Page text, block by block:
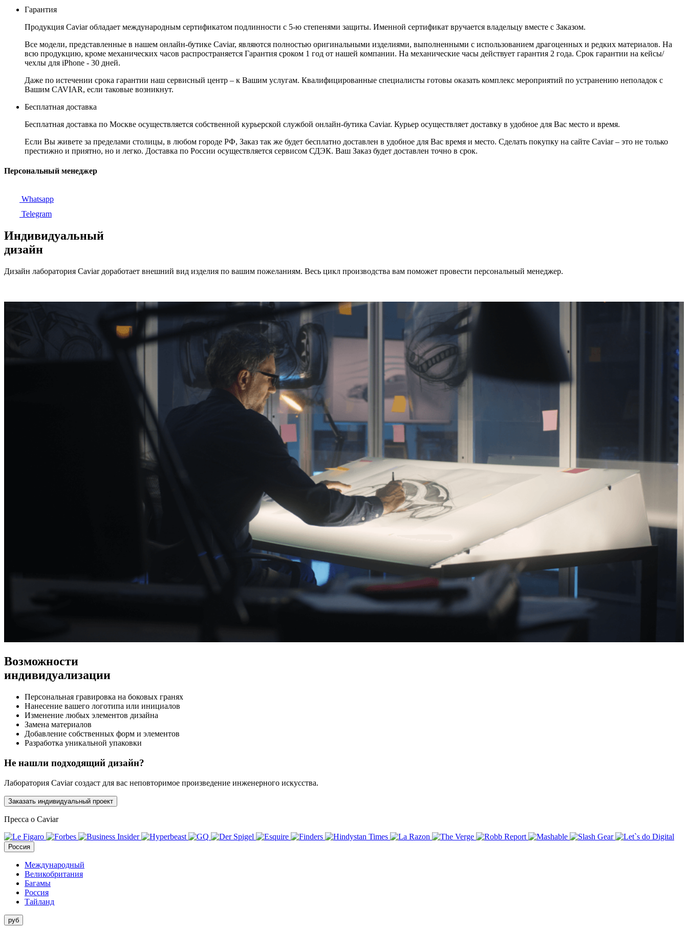
Гарантия
Продукция Caviar обладает международным сертификатом подлинности с 5-ю степенями защиты. Именной сертификат вручается владельцу вместе с Заказом.
Все модели, представленные в нашем онлайн-бутике Caviar, являются полностью оригинальными изделиями, выполненными с использованием драгоценных и редких материалов. На
всю продукцию, кроме механических часов распространяется Гарантия сроком 1 год от нашей компании. На механические часы действует гарантия 2 года. Срок гарантии на кейсы/
чехлы для iPhone - 30 дней.
Даже по истечении срока гарантии наш сервисный центр – к Вашим услугам. Квалифицированные специалисты готовы оказать комплекс мероприятий по устранению неполадок с
Вашим CAVIAR, если таковые возникнут.
Бесплатная доставка
Бесплатная доставка по Москве осуществляется собственной курьерской службой онлайн-бутика Caviar. Курьер осуществляет доставку в удобное для Вас место и время.
Если Вы живете за пределами столицы, в любом городе РФ, Заказ так же будет бесплатно доставлен в удобное для Вас время и место. Сделать покупку на сайте Caviar – это не только
престижно и приятно, но и легко. Доставка по России осуществляется сервисом СДЭК. Ваш Заказ будет доставлен точно в срок.
Персональный менеджер
Whatsapp
Telegram
Индивидуальный
дизайн
Дизайн лаборатория Caviar доработает внешний вид изделия по вашим пожеланиям. Весь цикл производства вам поможет провести персональный менеджер.
Возможности
индивидуализации
Персональная гравировка на боковых гранях
Нанесение вашего логотипа или инициалов
Изменение любых элементов дизайна
Замена материалов
Добавление собственных форм и элементов
Разработка уникальной упаковки
Не нашли подходящий дизайн?
Лаборатория Caviar создаст для вас неповторимое произведение инженерного искусства.
Заказать индивидуальный проект
Пресса о Caviar
Россия
Международный
Великобритания
Багамы
Россия
Тайланд
руб